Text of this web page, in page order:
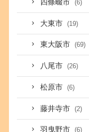
四條畷市 (6)
大東市 (19)
東大阪市 (69)
八尾市 (26)
松原市 (6)
藤井寺市 (2)
羽曳野市 (6)